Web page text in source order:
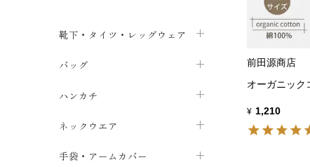
ケット・綿毛布chevron_right
布団chevron_right
せっけん・洗剤chevron_right
その他小物・雑貨
ヨガマット・カーペット
ガーゼchevron_right
保湿・スキンケア・サポーターchevron_right
カイロ・湯たんぽ
靴下・タイツ・レッグウェア
フットカバー・アンクレット chevron_right
ソックス
ハイソックス
五本指・足袋ソックス
バッグ
巾着・ポーチ
バッグ・ポシェット
ハンカチ
タオルハンカチ
ガーゼハンカチchevron_right
ネックウエア
マフラーchevron_right
手袋・アームカバー
前田源商店
オーガニック
¥ 1,210